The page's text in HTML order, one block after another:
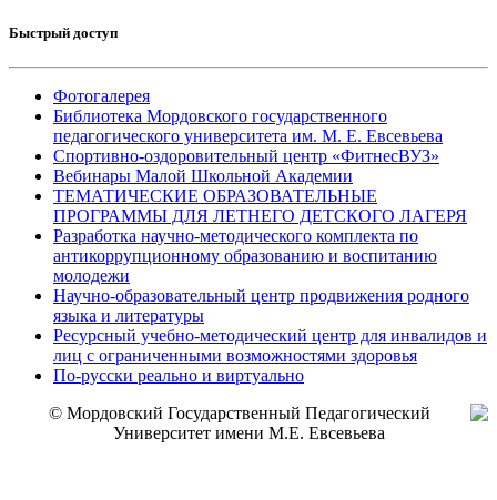
Быстрый доступ
Фотогалерея
Библиотека Мордовского государственного
педагогического университета им. М. Е. Евсевьева
Спортивно-оздоровительный центр «ФитнесВУЗ»
Вебинары Малой Школьной Академии
ТЕМАТИЧЕСКИЕ ОБРАЗОВАТЕЛЬНЫЕ
ПРОГРАММЫ ДЛЯ ЛЕТНЕГО ДЕТСКОГО ЛАГЕРЯ
Разработка научно-методического комплекта по
антикоррупционному образованию и воспитанию
молодежи
Научно-образовательный центр продвижения родного
языка и литературы
Ресурсный учебно-методический центр для инвалидов и
лиц с ограниченными возможностями здоровья
По-русски реально и виртуально
© Мордовский Государственный Педагогический
Университет имени М.Е. Евсевьева